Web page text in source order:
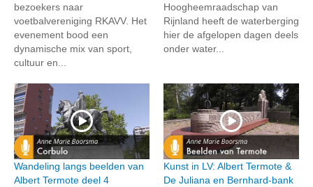
bezoekers naar
voetbalvereniging RKAVV. Het
evenement bood een
dynamische mix van sport,
cultuur en...
Hoogheemraadschap van
Rijnland heeft de waterberging
hier de afgelopen dagen deels
onder water...
Wandeling langs beelden van
Albert Termote deel 4
Kunst in LV: Albert Termote &
De Juliana en Bernhard-bank